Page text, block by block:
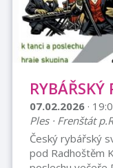
RYBÁŘSKÝ
07.02.2026 ·
Ples · Frenštát
Český rybářský
pod Radhoštěm